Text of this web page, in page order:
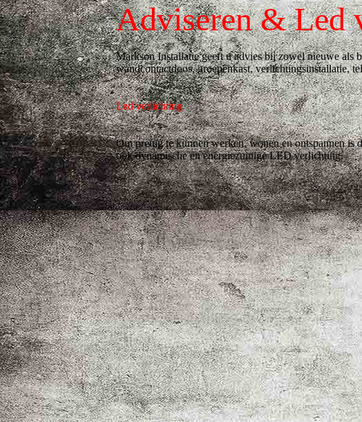
Adviseren & Led
Markson Installatie geeft u advies bij zowel nieuwe als
wandcontactdoos, groepenkast, verlichtingsinstallatie,
Led verlichting
Om prettig te kunnen werken, wonen en ontspannen
ook dynamische en energiezuinige LED verlichting.